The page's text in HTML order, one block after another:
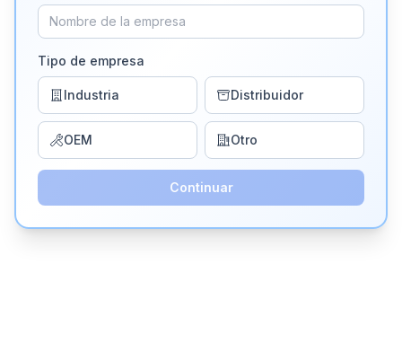
Tipo de empresa
Industria Distribuidor
OEM Otro
Continuar